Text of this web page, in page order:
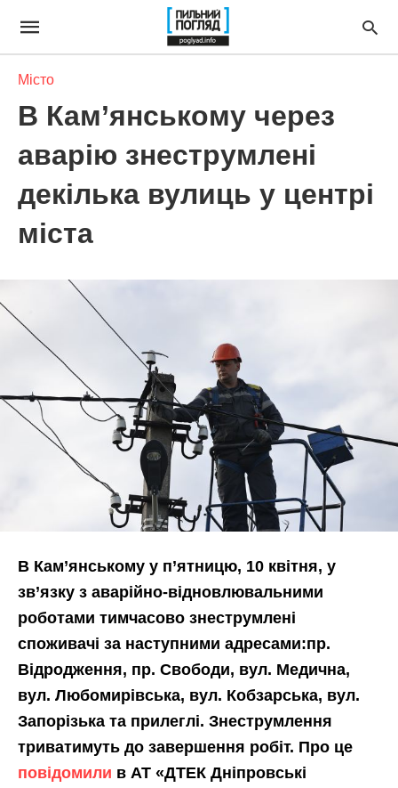
Місто
В Кам’янському через
аварію знеструмлені
декілька вулиць у центрі
міста
В Кам’янському у п’ятницю, 10 квітня, у
зв’язку з аварійно-відновлювальними
роботами тимчасово знеструмлені
споживачі за наступними адресами:пр.
Відродження, пр. Свободи, вул. Медична,
вул. Любомирівська, вул. Кобзарська, вул.
Запорізька та прилеглі. Знеструмлення
триватимуть до завершення робіт. Про це
повідомили в АТ «ДТЕК Дніпровські